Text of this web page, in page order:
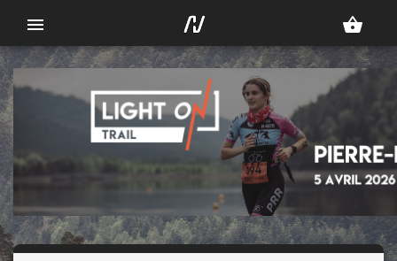
menu shopping_basket